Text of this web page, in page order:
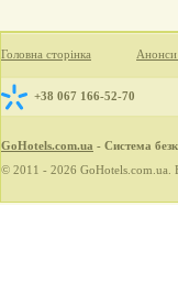
Головна сторінка Анонси
+38 067 166-52-70
GoHotels.com.ua - Система
© 2011 - 2026 GoHotels.com.ua.